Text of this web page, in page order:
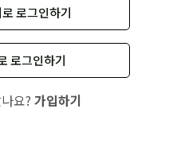
로그인하기
로그인하기
요? 가입하기